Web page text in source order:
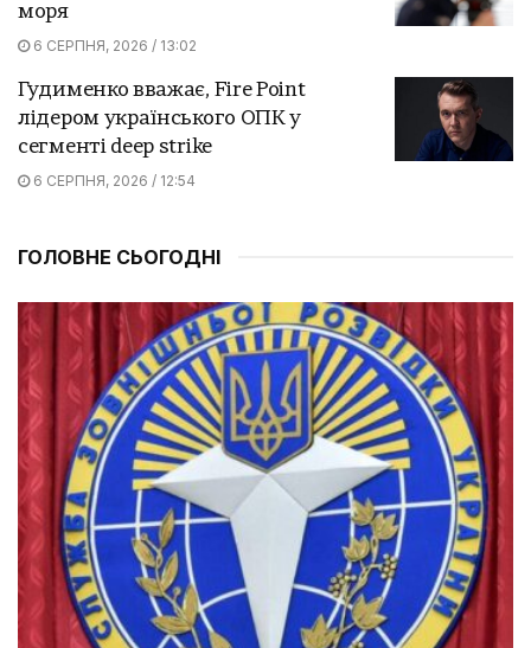
моря
6 СЕРПНЯ, 2026 / 13:02
Гудименко вважає, Fire Point
лідером українського ОПК у
сегменті deep strike
6 СЕРПНЯ, 2026 / 12:54
ГОЛОВНЕ СЬОГОДНІ